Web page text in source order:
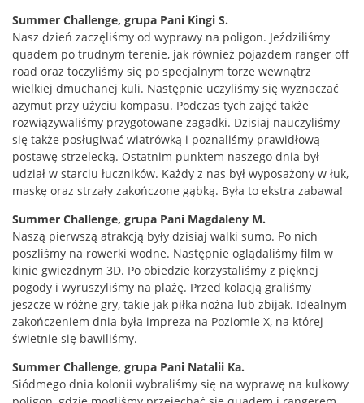
Summer Challenge, grupa Pani Kingi S.
Nasz dzień zaczęliśmy od wyprawy na poligon. Jeździliśmy
quadem po trudnym terenie, jak również pojazdem ranger off
road oraz toczyliśmy się po specjalnym torze wewnątrz
wielkiej dmuchanej kuli. Następnie uczyliśmy się wyznaczać
azymut przy użyciu kompasu. Podczas tych zajęć także
rozwiązywaliśmy przygotowane zagadki. Dzisiaj nauczyliśmy
się także posługiwać wiatrówką i poznaliśmy prawidłową
postawę strzelecką. Ostatnim punktem naszego dnia był
udział w starciu łuczników. Każdy z nas był wyposażony w łuk,
maskę oraz strzały zakończone gąbką. Była to ekstra zabawa!
Summer Challenge, grupa Pani Magdaleny M.
Naszą pierwszą atrakcją były dzisiaj walki sumo. Po nich
poszliśmy na rowerki wodne. Następnie oglądaliśmy film w
kinie gwiezdnym 3D. Po obiedzie korzystaliśmy z pięknej
pogody i wyruszyliśmy na plażę. Przed kolacją graliśmy
jeszcze w różne gry, takie jak piłka nożna lub zbijak. Idealnym
zakończeniem dnia była impreza na Poziomie X, na której
świetnie się bawiliśmy.
Summer Challenge, grupa Pani Natalii Ka.
Siódmego dnia kolonii wybraliśmy się na wyprawę na kulkowy